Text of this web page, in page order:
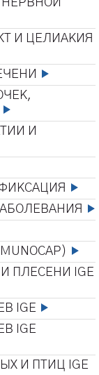
И ЦЕЛИАКИЯ
И
ПЛЕСЕНИ IGE
IGE
IGE
И ПТИЦ IGE